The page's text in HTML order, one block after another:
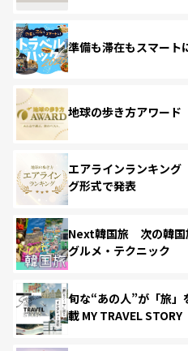
準備も滞在もスマー
地球の歩き方アワード
エアラインランキン
グ形式で発表
Next韓国旅 次の韓国
グルメ・テクニック
旬な“あの人”が「旅
載 MY TRAVEL STORY